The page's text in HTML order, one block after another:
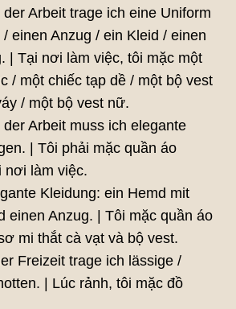
Arbeit trage ich eine Uniform
einen Anzug / ein Kleid / einen
| Tại nơi làm việc, tôi mặc một
/ một chiếc tạp dề / một bộ vest
/ một bộ vest nữ.
Arbeit muss ich elegante
| Tôi phải mặc quần áo
nơi làm việc.
Kleidung: ein Hemd mit
einen Anzug. | Tôi mặc quần áo
mi thắt cà vạt và bộ vest.
Freizeit trage ich lässige /
| Lúc rảnh, tôi mặc đồ